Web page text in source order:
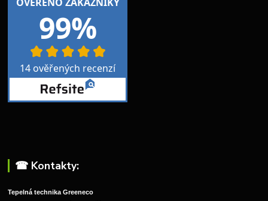
☎︎ Kontakty:
Tepelná technika Greeneco